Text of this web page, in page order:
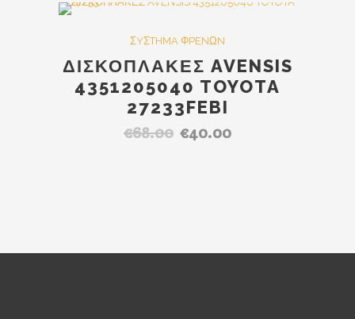
was:
τιμή
ΣYΣTHMA ΦPENΩN
ΔΙΣΚΟΠΛΑΚΕΣ AVENSIS
4351205040 TOYOTA
27233FEBI
€68.00 Original
€40.00Η